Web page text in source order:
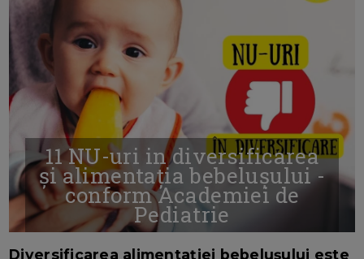
11 NU-uri in diversificarea
și alimentația bebelușului -
conform Academiei de
Pediatrie
Diversificarea alimentației bebelușului este